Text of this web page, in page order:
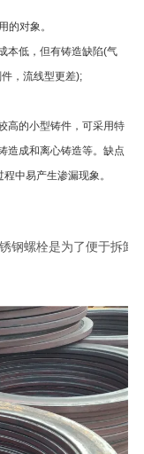
的对象。
本低，但有铸造缺陷(气
，流线型更差);
高的小型铸件，可采用特
造成和离心铸造等。缺点
中易产生渗漏现象。
钢螺栓是为了便于拆